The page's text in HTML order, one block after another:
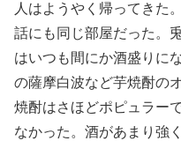
人はようやく帰ってきた
話にも同じ部屋だった。
はいつも間にか酒盛りに
の薩摩白波など芋焼酎の
焼酎はさほどポピュラー
なかった。酒があまり強